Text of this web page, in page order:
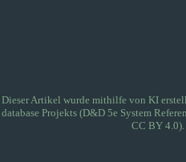
Dieser Artikel wurde mithilfe von KI
database Projekts (D&D 5e System
CC BY 4.0).